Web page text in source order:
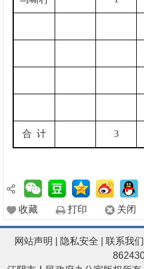
合 计 3
收藏 打印 关闭
网站声明 隐私安全 联系我们